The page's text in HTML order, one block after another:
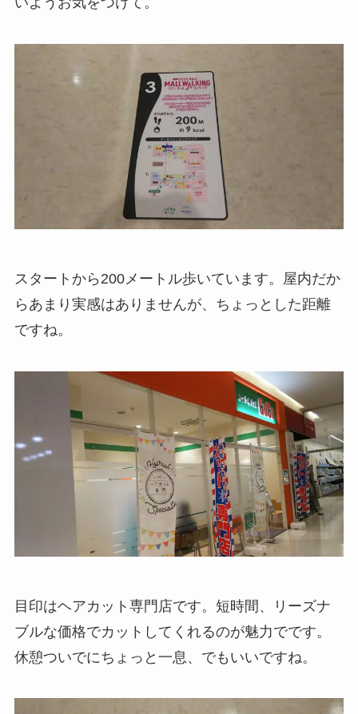
スタートから200メートル歩いています。屋内だか
らあまり実感はありませんが、ちょっとした距離
ですね。
目印はヘアカット専門店です。短時間、リーズナ
ブルな価格でカットしてくれるのが魅力でです。
休憩ついでにちょっと一息、でもいいですね。